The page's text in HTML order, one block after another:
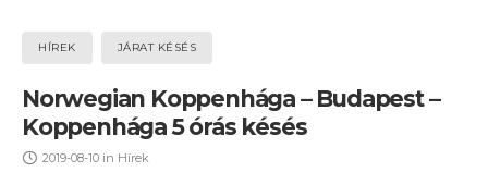
HÍREK JÁRAT KÉSÉS
Norwegian Koppenhága – Budapest –
Koppenhága 5 órás késés
2019-08-10 in Hírek